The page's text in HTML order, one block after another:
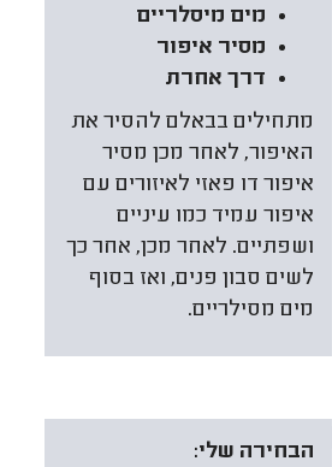
מים מיסלריים
מסיר איפור
דרך אחרת
מתחילים בבאלם להסיר את
האיפור, לאחר מכן מסיר
איפור דו פאזי לאיזורים עם
איפור עמיד כמו עיניים
ושפתיים. לאחר מכן, אחר כך
לשים סבון פנים, ואז בסוף
מים מסילריים.
הבחירה שלי: